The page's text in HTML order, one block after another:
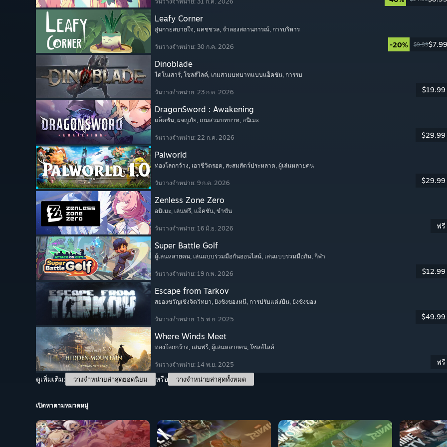
Leafy Corner
อุ่นกายสบายใจ, แคชชวล, จำลองสถานการณ์, การบริหาร
วันวางจำหน่าย: 30 ก.ค. 2026 -20% $9.99$7.99
Dinoblade
ไดโนเสาร์, โซลส์ไลค์, เกมสวมบทบาทแบบแอ็คชัน, การรบ
วันวางจำหน่าย: 23 ก.ค. 2026 $19.99
DragonSword : Awakening
แอ็คชัน, ผจญภัย, เกมสวมบทบาท, อนิเมะ
วันวางจำหน่าย: 22 ก.ค. 2026 $29.99
Palworld
ท่องโลกกว้าง, เอาชีวิตรอด, สะสมสัตว์ประหลาด, ผู้เล่นหลายคน
วันวางจำหน่าย: 9 ก.ค. 2026 $29.99
Zenless Zone Zero
อนิเมะ, เล่นฟรี, แอ็คชัน, ขำขัน
วันวางจำหน่าย: 16 มิ.ย. 2026 ฟรี
Super Battle Golf
ผู้เล่นหลายคน, เล่นแบบร่วมมือกันออนไลน์, เล่นแบบร่วมมือกัน, กีฬา
วันวางจำหน่าย: 19 ก.พ. 2026 $12.99
Escape from Tarkov
สยองขวัญเชิงจิตวิทยา, ยิงชิงของหนี, การปรับแต่งปืน, ยิงชิงของ
วันวางจำหน่าย: 15 พ.ย. 2025 $49.99
Where Winds Meet
ท่องโลกกว้าง, เล่นฟรี, ผู้เล่นหลายคน, โซลส์ไลค์
วันวางจำหน่าย: 14 พ.ย. 2025
ฟรี
ดูเพิ่มเติม:
วางจำหน่ายล่าสุดยอดนิยม หรือ วางจำหน่ายล่าสุดทั้งหมด
เปิดหาตามหมวดหมู่